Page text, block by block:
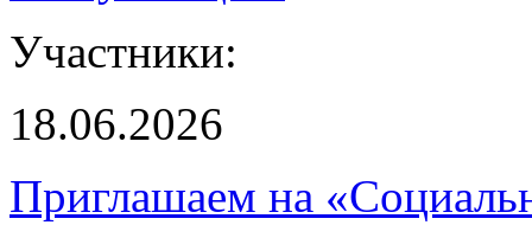
Участники:
18.06.2026
Приглашаем на